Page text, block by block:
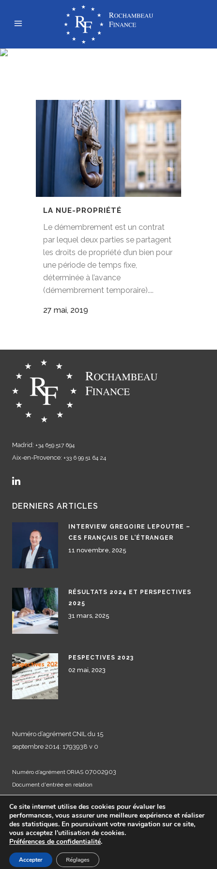
LA NUE-PROPRIÉTÉ
Le démembrement est un contrat
par lequel deux parties se partagent
les droits de propriété d’un bien pour
une période de temps fixe,
déterminée à l’avance
(démembrement temporaire)....
27 mai, 2019
Madrid: +34 659 517 694
Aix-en-Provence: +33 6 99 51 64 24
DERNIERS ARTICLES
INTERVIEW GREGOIRE LEPOUTRE –
CES FRANÇAIS DE L’ÉTRANGER
11 novembre, 2025
RÉSULTATS 2024 ET PERSPECTIVES
2025
31 mars, 2025
PESPECTIVES 2023
02 mai, 2023
Numéro d’agrément CNIL du 15
septembre 2014: 1793938 v 0
Numéro d’agrément ORIAS 07002903
Document d'entrée en relation
Mentions légales
Politique de Cookies
Politique de Confidentialité
Copyright @2019 Rochambeau Finance
Créé par LVS2, Agence de Marketing Digital
Ce site internet utilise des cookies pour évaluer les
performances, vous assurer une meilleure expérience et réaliser
des statistiques. En poursuivant votre navigation sur ce site,
vous acceptez l'utilisation de cookies.
Préférences de confidentialité.
Accepter Réglages